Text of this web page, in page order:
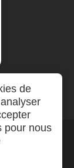
de
pour nous